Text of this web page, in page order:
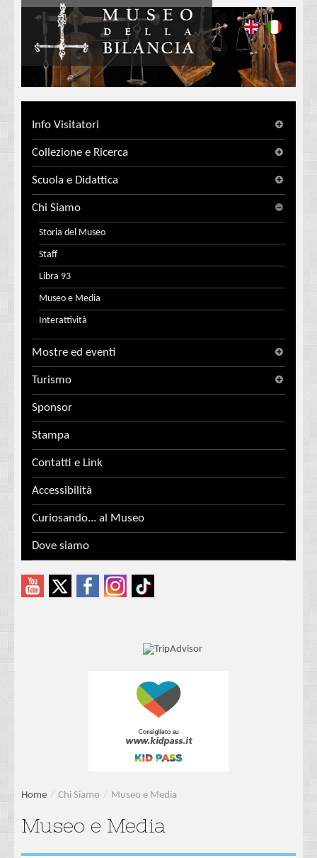
Info Visitatori
Collezione e Ricerca
Scuola e Didattica
Chi Siamo
Storia del Museo
Staff
Libra 93
Museo e Media
Interattività
Mostre ed eventi
Turismo
Sponsor
Stampa
Contatti e Link
Accessibilità
Curiosando... al Museo
Dove siamo
Home / Chi Siamo / Museo e Media
Museo e Media